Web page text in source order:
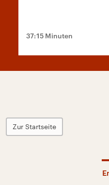
37:15 Minuten
Zur Startseite